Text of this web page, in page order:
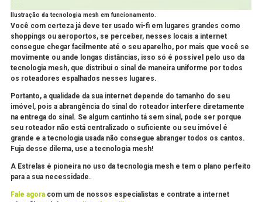
Ilustração da tecnologia mesh em funcionamento.
Você com certeza já deve ter usado wi-fi em lugares grandes como
shoppings ou aeroportos, se perceber, nesses locais a internet
consegue chegar facilmente até o seu aparelho, por mais que você se
movimente ou ande longas distâncias, isso só é possível pelo uso da
tecnologia mesh, que distribui o sinal de maneira uniforme por todos
os roteadores espalhados nesses lugares.
Portanto, a qualidade da sua internet depende do tamanho do seu
imóvel, pois a abrangência do sinal do roteador interfere diretamente
na entrega do sinal. Se algum cantinho tá sem sinal, pode ser porque
seu roteador não está centralizado o suficiente ou seu imóvel é
grande e a tecnologia usada não consegue abranger todos os cantos.
Fuja desse dilema, use a tecnologia mesh!
A Estrelas é pioneira no uso da tecnologia mesh e tem o plano perfeito
para a sua necessidade.
Fale agora com um de nossos especialistas e contrate a internet